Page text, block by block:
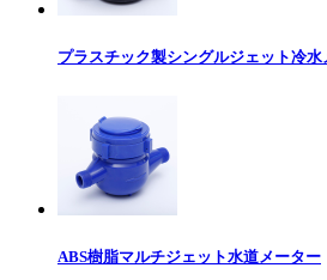
プラスチック製シングルジェット冷水
ABS樹脂マルチジェット水道メーター